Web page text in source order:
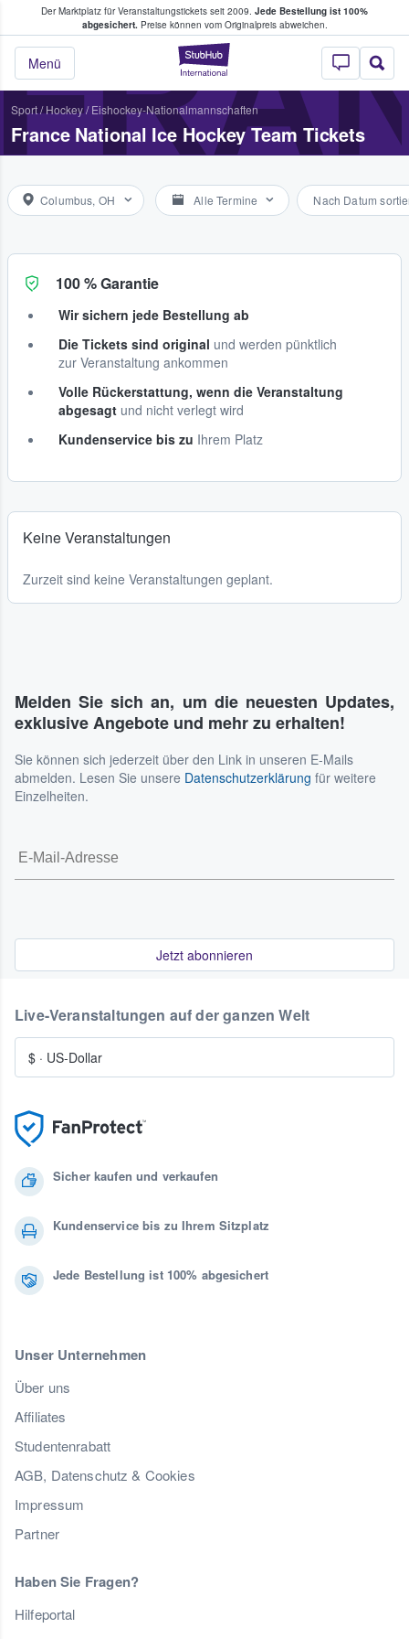
Der Marktplatz für Veranstaltungstickets seit 2009. Jede Bestellung ist 100%
abgesichert.Preise können vom Originalpreis abweichen.
StubHub - Wo
Menü
Tickets kaufen & verkaufen
Sport/ Hockey/ Eishockey-Nationalmannschaften
France National Ice Hockey Team Tickets
Columbus, OH Alle Termine Nach Datum
100 % Garantie
Wir sichern jede Bestellung ab
Die Tickets sind original und werden pünktlich
zur Veranstaltung ankommen
Volle Rückerstattung, wenn die Veranstaltung
abgesagt und nicht verlegt wird
Kundenservice bis zu Ihrem Platz
Keine Veranstaltungen
Zurzeit sind keine Veranstaltungen geplant.
Melden Sie sich an, um die neuesten Updates,
exklusive Angebote und mehr zu erhalten!
Sie können sich jederzeit über den Link in unseren E-Mails
abmelden. Lesen Sie unsere Datenschutzerklärung für weitere
Einzelheiten.
Jetzt abonnieren
Sicher kaufen und verkaufen
Kundenservice bis zu Ihrem Sitzplatz
Jede Bestellung ist 100% abgesichert
Unser Unternehmen
Über uns
Affiliates
Studentenrabatt
AGB, Datenschutz & Cookies
Impressum
Partner
Haben Sie Fragen?
Hilfeportal
Live-Veranstaltungen auf der ganzen Welt
$ · US-Dollar